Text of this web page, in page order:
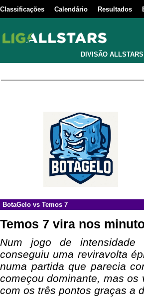
Classificações Calendário Resultados
DIVISÃO ALLSTARS
BotaGelo vs Temos 7
Temos 7 vira nos
Num jogo de intensidade
conseguiu uma reviravolta
numa partida que parecia
começou dominante, mas
com os três pontos graças a